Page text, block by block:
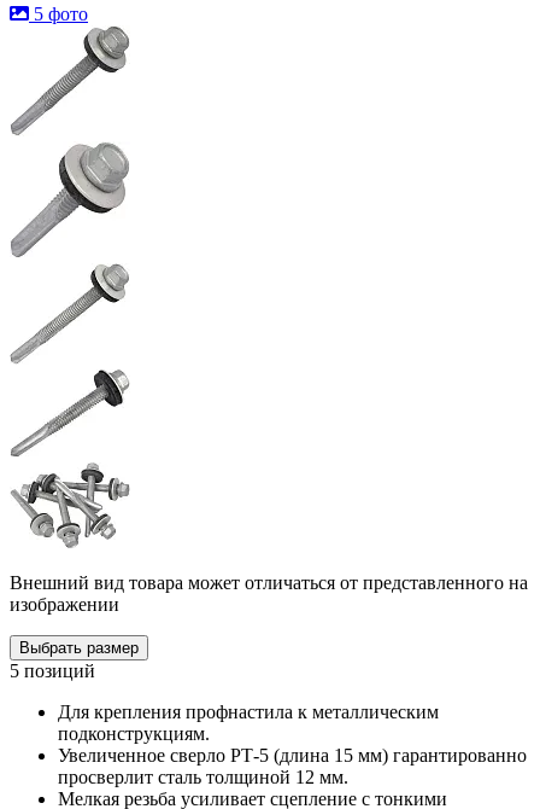
5 фото
Внешний вид товара может отличаться от представленного на
изображении
Выбрать размер
5 позиций
Для крепления профнастила к металлическим
подконструкциям.
Увеличенное сверло РТ-5 (длина 15 мм) гарантированно
просверлит сталь толщиной 12 мм.
Мелкая резьба усиливает сцепление с тонкими